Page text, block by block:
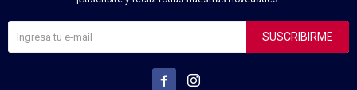
SUSCRIBIRME
 